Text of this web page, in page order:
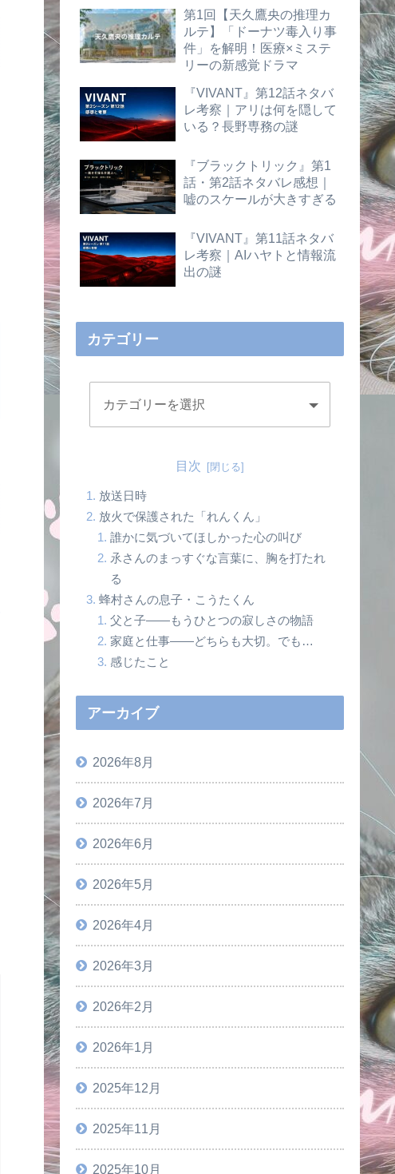
第1回【天久鷹央の推理カ
ルテ】「ドーナツ毒入り事
件」を解明！医療×ミステ
リーの新感覚ドラマ
『VIVANT』第12話ネタバ
レ考察｜アリは何を隠して
いる？長野専務の謎
『ブラックトリック』第1
話・第2話ネタバレ感想｜
嘘のスケールが大きすぎる
『VIVANT』第11話ネタバ
レ考察｜AIハヤトと情報流
出の謎
カテゴリー
目次
放送日時
放火で保護された「れんくん」
誰かに気づいてほしかった心の叫び
氶さんのまっすぐな言葉に、胸を打たれ
る
蜂村さんの息子・こうたくん
父と子――もうひとつの寂しさの物語
家庭と仕事――どちらも大切。でも…
感じたこと
アーカイブ
2026年8月
2026年7月
2026年6月
2026年5月
2026年4月
2026年3月
2026年2月
2026年1月
2025年12月
2025年11月
2025年10月